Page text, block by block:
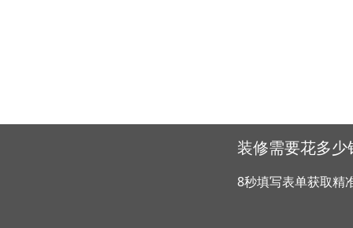
装修需要花多少
8秒填写表单获取精